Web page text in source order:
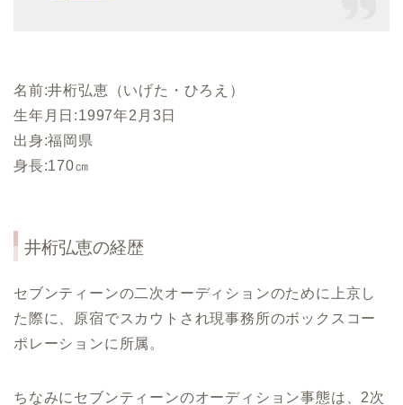
名前:井桁弘恵（いげた・ひろえ）
生年月日:1997年2月3日
出身:福岡県
身長:170㎝
井桁弘恵の経歴
セブンティーンの二次オーディションのために上京し
た際に、原宿でスカウトされ現事務所のボックスコー
ポレーションに所属。
ちなみにセブンティーンのオーディション事態は、2次